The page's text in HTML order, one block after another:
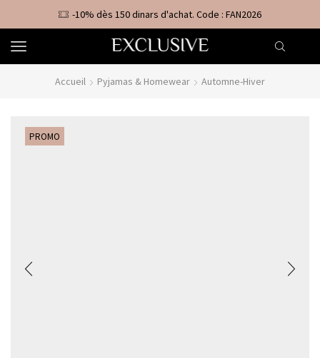
-10% dès 150 dinars d'achat. Code : FAN2026
Accueil Pyjamas & Homewear Automne-Hiver
PROMO